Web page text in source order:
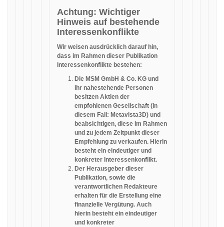
Achtung: Wichtiger
Hinweis auf bestehende
Interessenkonflikte
Wir weisen ausdrücklich darauf hin,
dass im Rahmen dieser Publikation
Interessenkonflikte bestehen:
Die MSM GmbH & Co. KG und
ihr nahestehende Personen
besitzen Aktien der
empfohlenen Gesellschaft (in
diesem Fall: Metavista3D) und
beabsichtigen, diese im Rahmen
und zu jedem Zeitpunkt dieser
Empfehlung zu verkaufen. Hierin
besteht ein eindeutiger und
konkreter Interessenkonflikt.
Der Herausgeber dieser
Publikation, sowie die
verantwortlichen Redakteure
erhalten für die Erstellung eine
finanzielle Vergütung. Auch
hierin besteht ein eindeutiger
und konkreter